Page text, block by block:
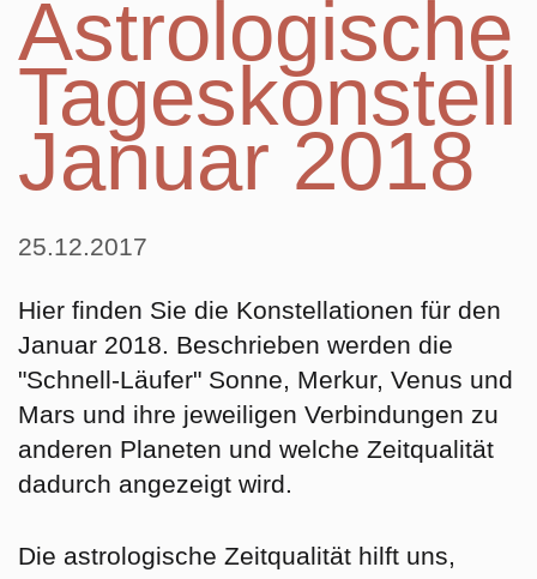
Astrologische
Januar 2018
25.12.2017
Hier finden Sie die Konstellationen für den
Januar 2018. Beschrieben werden die
"Schnell-Läufer" Sonne, Merkur, Venus und
Mars und ihre jeweiligen Verbindungen zu
anderen Planeten und welche Zeitqualität
dadurch angezeigt wird.
Die astrologische Zeitqualität hilft uns,